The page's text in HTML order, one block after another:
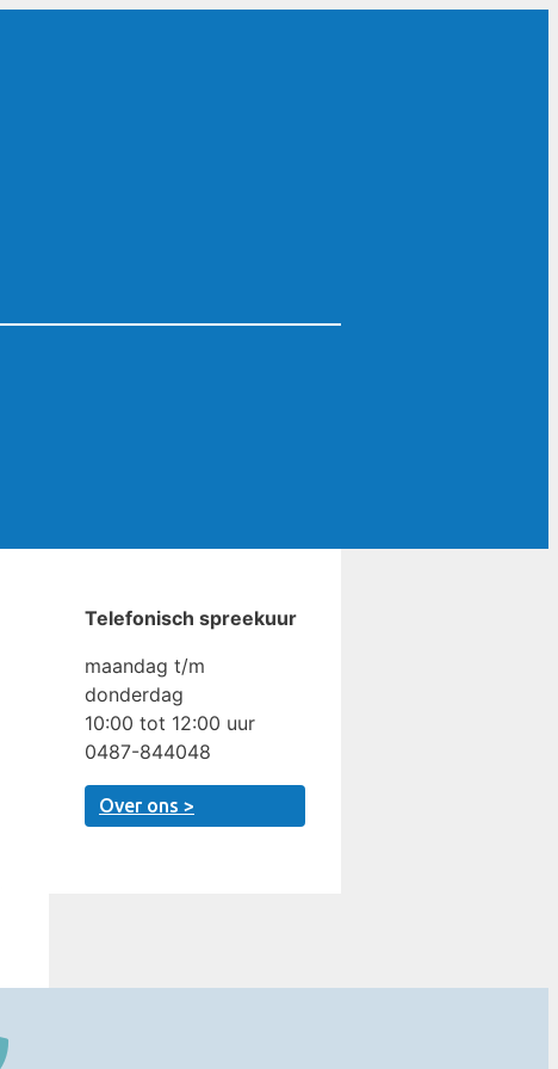
Telefonisch spreekuur
maandag t/m
donderdag
10:00 tot 12:00 uur
0487-844048
Over ons >